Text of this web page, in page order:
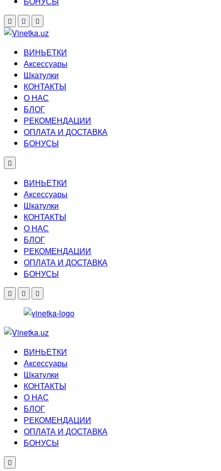
ВИНЬЕТКИ
Аксессуары
Шкатулки
КОНТАКТЫ
О НАС
БЛОГ
РЕКОМЕНДАЦИИ
ОПЛАТА И ДОСТАВКА
БОНУСЫ
ВИНЬЕТКИ
Аксессуары
Шкатулки
КОНТАКТЫ
О НАС
БЛОГ
РЕКОМЕНДАЦИИ
ОПЛАТА И ДОСТАВКА
БОНУСЫ
ВИНЬЕТКИ
Аксессуары
Шкатулки
КОНТАКТЫ
О НАС
БЛОГ
РЕКОМЕНДАЦИИ
ОПЛАТА И ДОСТАВКА
БОНУСЫ